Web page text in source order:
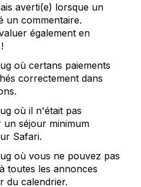
averti(e) lorsque un
un commentaire.
également en
où certans paiements
correctement dans
où il n'était pas
un séjour minimum
Safari.
où vous ne pouvez pas
toutes les annonces
du calendrier.